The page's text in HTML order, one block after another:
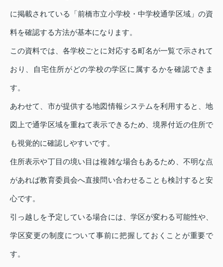
に掲載されている「前橋市立小学校・中学校通学区域」の資
料を確認する方法が基本になります。
この資料では、各学校ごとに対応する町名が一覧で示されて
おり、自宅住所がどの学校の学区に属するかを確認できま
す。
あわせて、市が提供する地図情報システムを利用すると、地
図上で通学区域を重ねて表示できるため、境界付近の住所で
も視覚的に確認しやすいです。
住所表示や丁目の境い目は複雑な場合もあるため、不明な点
があれば教育委員会へ直接問い合わせることも検討すると安
心です。
引っ越しを予定している場合には、学区が変わる可能性や、
学区変更の制度について事前に把握しておくことが重要で
す。